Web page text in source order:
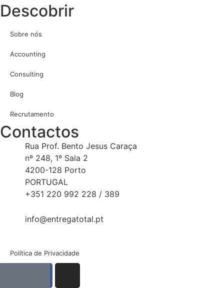
Descobrir
Sobre nós
Accounting
Consulting
Blog
Recrutamento
Contactos
Rua Prof. Bento Jesus Caraça
nº 248, 1º Sala 2
4200-128 Porto
PORTUGAL
+351 220 992 228 / 389
info@entregatotal.pt
Política de Privacidade